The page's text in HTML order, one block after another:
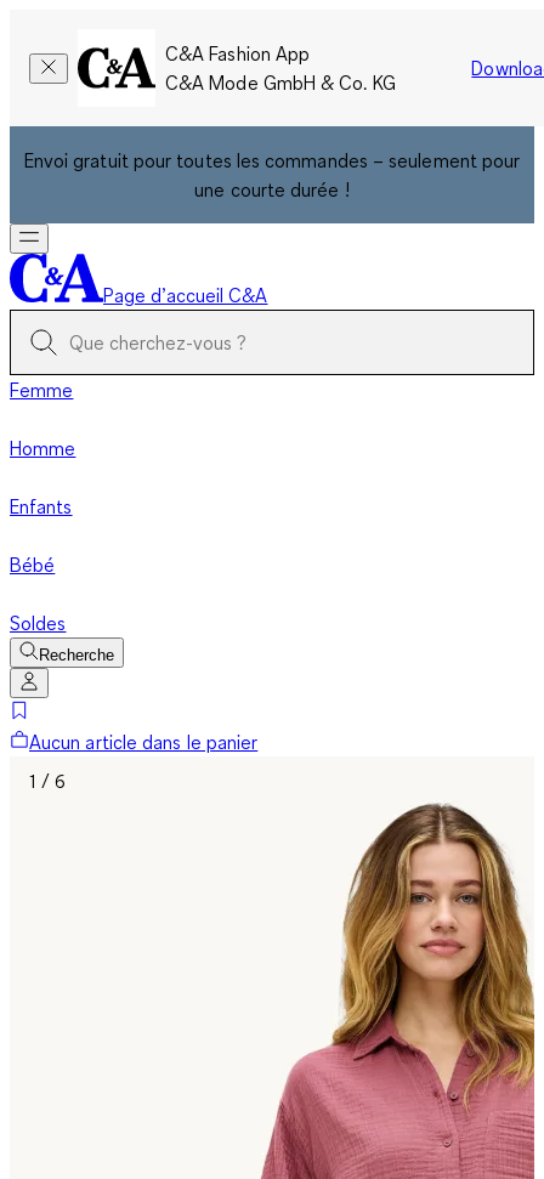
C&A Fashion App
C&A Mode GmbH & Co. KG
Envoi gratuit pour toutes les commandes – seulement pour
une courte durée !
Page d’accueil C&A
Femme
Homme
Enfants
Bébé
Soldes
Recherche
Aucun article dans le panier
1 / 6